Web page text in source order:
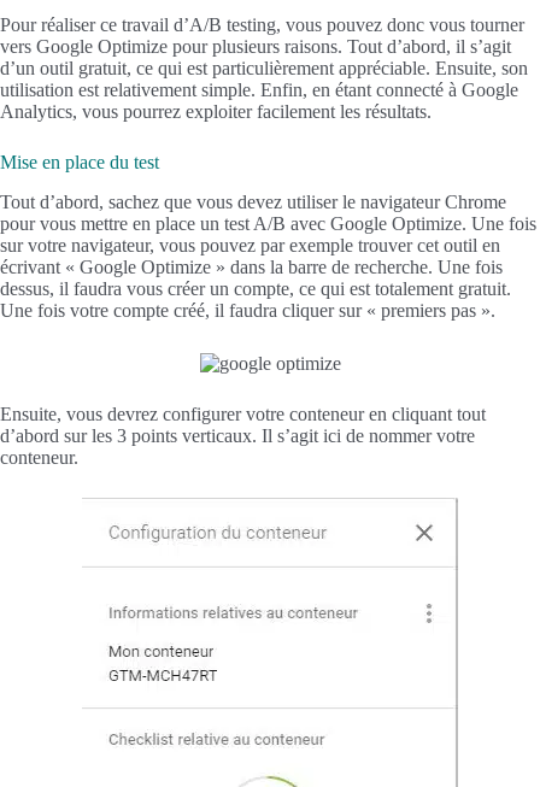
Pour réaliser ce travail d’A/B testing, vous pouvez donc vous tourner
vers Google Optimize pour plusieurs raisons. Tout d’abord, il s’agit
d’un outil gratuit, ce qui est particulièrement appréciable. Ensuite, son
utilisation est relativement simple. Enfin, en étant connecté à Google
Analytics, vous pourrez exploiter facilement les résultats.
Mise en place du test
Tout d’abord, sachez que vous devez utiliser le navigateur Chrome
pour vous mettre en place un test A/B avec Google Optimize. Une fois
sur votre navigateur, vous pouvez par exemple trouver cet outil en
écrivant « Google Optimize » dans la barre de recherche. Une fois
dessus, il faudra vous créer un compte, ce qui est totalement gratuit.
Une fois votre compte créé, il faudra cliquer sur « premiers pas ».
Ensuite, vous devrez configurer votre conteneur en cliquant tout
d’abord sur les 3 points verticaux. Il s’agit ici de nommer votre
conteneur.